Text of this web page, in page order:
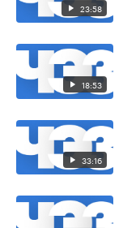
23:58
18:53
33:16